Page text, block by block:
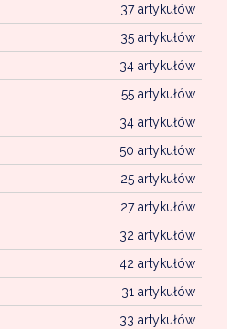
37 artykułów
35 artykułów
34 artykułów
55 artykułów
34 artykułów
50 artykułów
25 artykułów
27 artykułów
32 artykułów
42 artykułów
31 artykułów
33 artykułów